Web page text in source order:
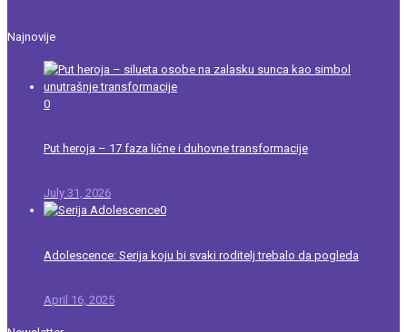
Najnovije
0
Put heroja – 17 faza lične i duhovne transformacije
July 31, 2026
0
Adolescence: Serija koju bi svaki roditelj trebalo da pogleda
April 16, 2025